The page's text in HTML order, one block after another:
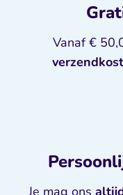
Vanaf €
Je mag ons